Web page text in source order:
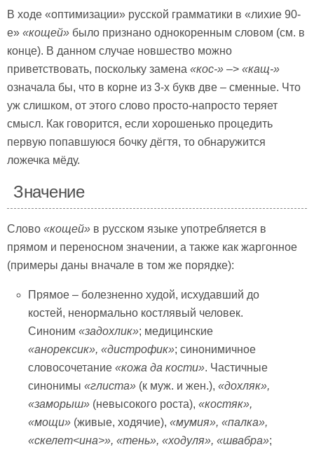
В ходе «оптимизации» русской грамматики в «лихие 90-
е» «кощей» было признано однокоренным словом (см. в
конце). В данном случае новшество можно
приветствовать, поскольку замена «кос-» –> «кащ-»
означала бы, что в корне из 3-х букв две – сменные. Что
уж слишком, от этого слово просто-напросто теряет
смысл. Как говорится, если хорошенько процедить
первую попавшуюся бочку дёгтя, то обнаружится
ложечка мёду.
Значение
Слово «кощей» в русском языке употребляется в
прямом и переносном значении, а также как жаргонное
(примеры даны вначале в том же порядке):
Прямое – болезненно худой, исхудавший до
костей, ненормально костлявый человек.
Синоним«задохлик»; медицинские
«анорексик», «дистрофик»; синонимичное
словосочетание«кожа да кости». Частичные
синонимы«глиста» (к муж. и жен.),«дохляк»,
«заморыш» (невысокого роста),«костяк»,
«мощи» (живые, ходячие),«мумия», «палка»,
«скелет<ина>», «тень», «ходуля», «швабра»;